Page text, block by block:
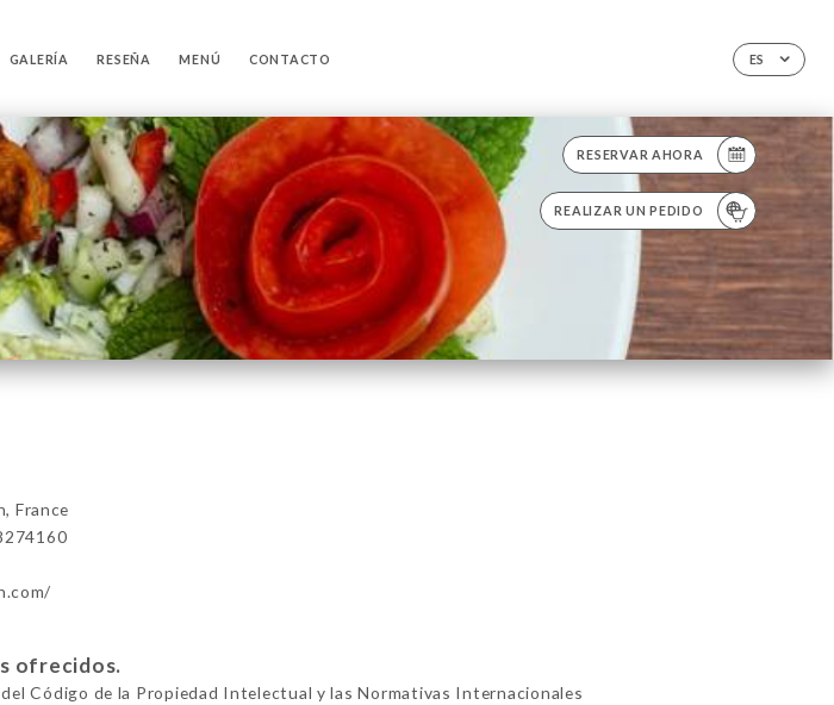
ES
GALERÍA RESEÑA MENÚ CONTACTO
RESERVAR AHORA
REALIZAR UN PEDIDO
France
ofrecidos.
Código de la Propiedad Intelectual y las Normativas Internacionales